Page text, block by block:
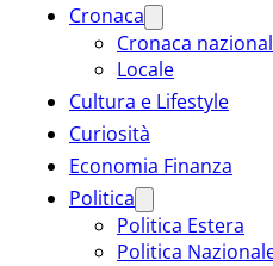
Cronaca
Cronaca
Locale
Cultura e Lifestyle
Curiosità
Economia Finanza
Politica
Politica Estera
Politica